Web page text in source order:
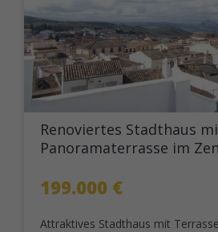
Renoviertes Stadthaus
Panoramaterrasse im
199.000 €
Attraktives Stadthaus mit